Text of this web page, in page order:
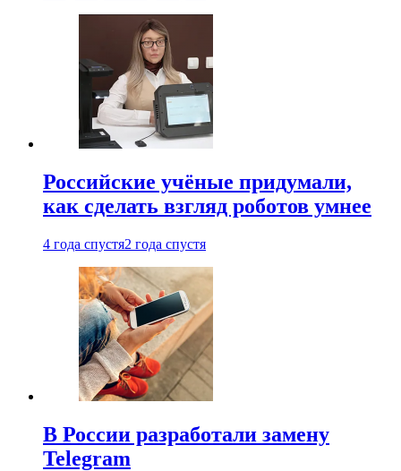
Российские учёные придумали,
как сделать взгляд роботов умнее
4 года спустя2 года спустя
В России разработали замену
Telegram